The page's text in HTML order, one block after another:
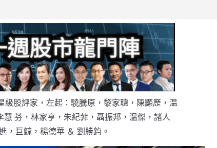
at Li
n
k
級股評家，左起：驍騰原，黎家聰，陳顯歷，温
慧 芬，林家亨，朱紀菲，聶振邦，温傑，諸人
，巨鯨，楊德華 ＆ 劉勝鈞。